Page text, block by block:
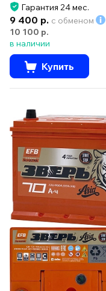
Гарантия 24 мес.
9 400 р. с обменом
10 100 р.
в наличии
Купить